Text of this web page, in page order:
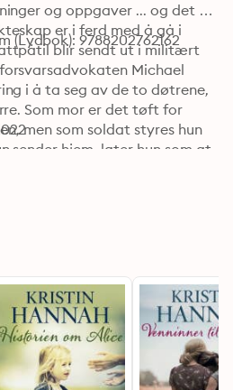
og oppgaver ... og det
er i ferd med å gå i
blir sendt ut i militært
Michael
i å ta seg av de to døtrene,
Som mor er det tøft for
men som soldat styres hun
sender hjem, later hun som at
familien. Krigen kommer til
av dem kunne se for seg,
(Lydbok): 9788202762162